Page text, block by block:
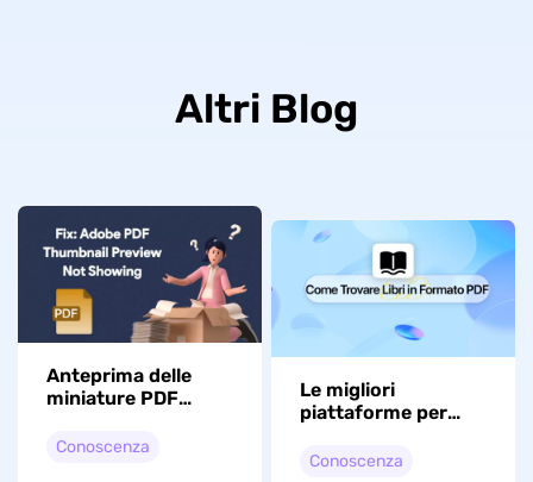
Altri Blog
Anteprima delle
miniature PDF
Cosa fare?
Conoscenza
Le migliori
piattaforme per
Conoscenza